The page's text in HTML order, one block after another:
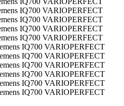
IQ700 VARIOPERFECT
IQ700 VARIOPERFECT
IQ700 VARIOPERFECT
IQ700 VARIOPERFECT
IQ700 VARIOPERFECT
IQ700 VARIOPERFECT
IQ700 VARIOPERFECT
IQ700 VARIOPERFECT
IQ700 VARIOPERFECT
IQ700 VARIOPERFECT